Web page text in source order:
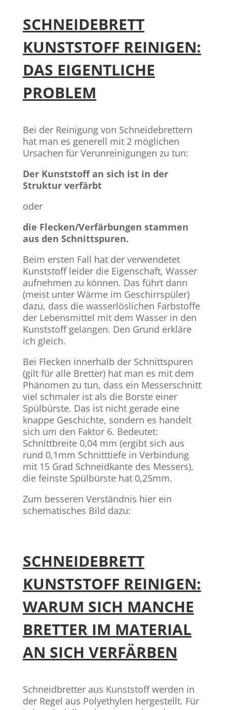
SCHNEIDEBRETT
KUNSTSTOFF REINIGEN:
DAS EIGENTLICHE
PROBLEM
Bei der Reinigung von Schneidebrettern
hat man es generell mit 2 möglichen
Ursachen für Verunreinigungen zu tun:
Der Kunststoff an sich ist in der
Struktur verfärbt
oder
die Flecken/Verfärbungen stammen
aus den Schnittspuren.
Beim ersten Fall hat der verwendetet
Kunststoff leider die Eigenschaft, Wasser
aufnehmen zu können. Das führt dann
(meist unter Wärme im Geschirrspüler)
dazu, dass die wasserlöslichen Farbstoffe
der Lebensmittel mit dem Wasser in den
Kunststoff gelangen. Den Grund erkläre
ich gleich.
Bei Flecken innerhalb der Schnittspuren
(gilt für alle Bretter) hat man es mit dem
Phänomen zu tun, dass ein Messerschnitt
viel schmaler ist als die Borste einer
Spülbürste. Das ist nicht gerade eine
knappe Geschichte, sondern es handelt
sich um den Faktor 6. Bedeutet:
Schnittbreite 0,04 mm (ergibt sich aus
rund 0,1mm Schnitttiefe in Verbindung
mit 15 Grad Schneidkante des Messers),
die feinste Spülbürste hat 0,25mm.
Zum besseren Verständnis hier ein
schematisches Bild dazu:
SCHNEIDEBRETT
KUNSTSTOFF REINIGEN:
WARUM SICH MANCHE
BRETTER IM MATERIAL
AN SICH VERFÄRBEN
Schneidbretter aus Kunststoff werden in
der Regel aus Polyethylen hergestellt. Für